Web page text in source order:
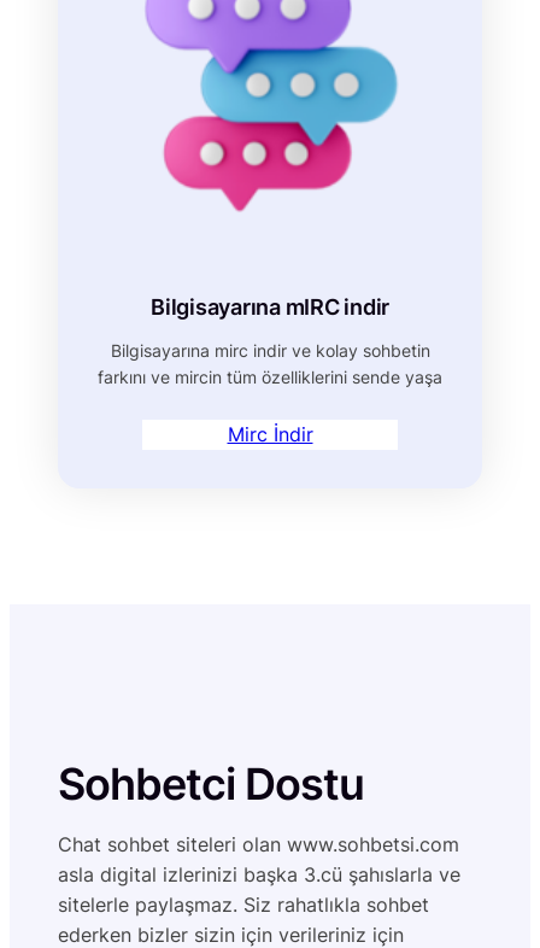
Bilgisayarına mIRC indir
Bilgisayarına mirc indir ve kolay sohbetin
farkını ve mircin tüm özelliklerini sende yaşa
Mirc İndir
Sohbetci Dostu
Chat sohbet siteleri olan www.sohbetsi.com
asla digital izlerinizi başka 3.cü şahıslarla ve
sitelerle paylaşmaz. Siz rahatlıkla sohbet
ederken bizler sizin için verileriniz için